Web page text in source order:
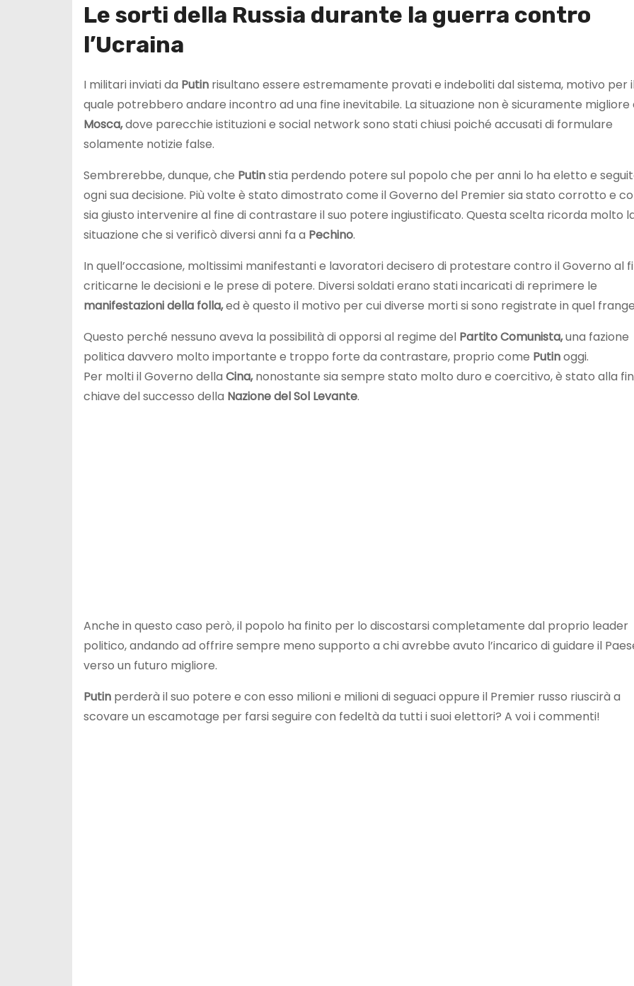
Le sorti della Russia durante la guerra contro
l’Ucraina
I militari inviati da Putin risultano essere estremamente provati e indeboliti dal sistema, motivo per
quale potrebbero andare incontro ad una fine inevitabile. La situazione non è sicuramente migliore
Mosca,dove parecchie istituzioni e social network sono stati chiusi poiché accusati di formulare
solamente notizie false.
Sembrerebbe, dunque, che Putinstia perdendo potere sul popolo che per anni lo ha eletto e
ogni sua decisione. Più volte è stato dimostrato come il Governo del Premier sia stato corrotto e
sia giusto intervenire al fine di contrastare il suo potere ingiustificato. Questa scelta ricorda molto
situazione che si verificò diversi anni fa a Pechino.
In quell’occasione, moltissimi manifestanti e lavoratori decisero di protestare contro il Governo al
criticarne le decisioni e le prese di potere. Diversi soldati erano stati incaricati di reprimere le
manifestazioni della folla,ed è questo il motivo per cui diverse morti si sono registrate in quel
Questo perché nessuno aveva la possibilità di opporsi al regime del Partito Comunista,una fazione
politica davvero molto importante e troppo forte da contrastare, proprio come Putinoggi.
Per molti il Governo della Cina,nonostante sia sempre stato molto duro e coercitivo, è stato alla
chiave del successo della Nazione del Sol Levante.
Anche in questo caso però, il popolo ha finito per lo discostarsi completamente dal proprio leader
politico, andando ad offrire sempre meno supporto a chi avrebbe avuto l’incarico di guidare il
verso un futuro migliore.
Putin perderà il suo potere e con esso milioni e milioni di seguaci oppure il Premier russo riuscirà a
scovare un escamotage per farsi seguire con fedeltà da tutti i suoi elettori? A voi i commenti!